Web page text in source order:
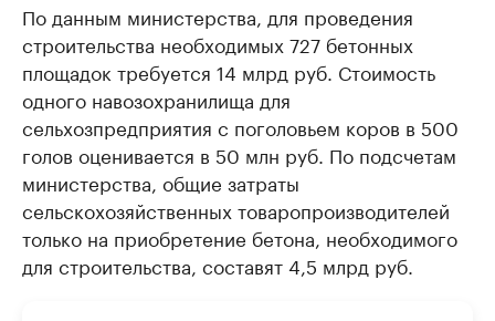
По данным министерства, для проведения
строительства необходимых 727 бетонных
площадок требуется 14 млрд руб. Стоимость
одного навозохранилища для
сельхозпредприятия с поголовьем коров в 500
голов оценивается в 50 млн руб. По подсчетам
министерства, общие затраты
сельскохозяйственных товаропроизводителей
только на приобретение бетона, необходимого
для строительства, составят 4,5 млрд руб.